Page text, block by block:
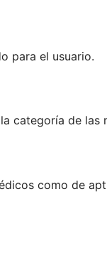
para el usuario.
categoría de las
como de